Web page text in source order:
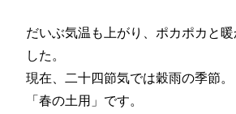
だいぶ気温も上がり、ポカポカと
した。
現在、二十四節気では穀雨の季節。
「春の土用」です。